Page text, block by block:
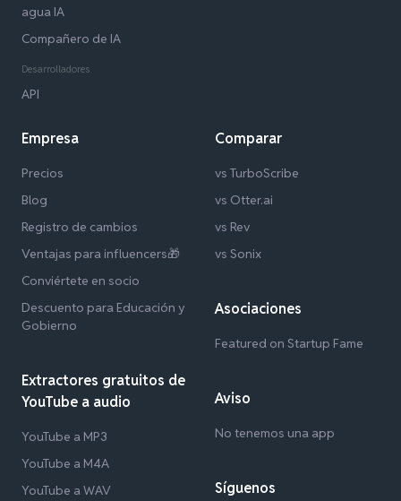
agua IA
Compañero de IA
Desarrolladores
API
Empresa
Precios
Blog
Registro de cambios
Ventajas para influencers🎁
Conviértete en socio
Descuento para Educación y
Gobierno
Extractores gratuitos de
YouTube a audio
YouTube a MP3
YouTube a M4A
YouTube a WAV
Comparar
vs TurboScribe
vs Otter.ai
vs Rev
vs Sonix
Asociaciones
Featured on Startup Fame
Aviso
No tenemos una app
Síguenos